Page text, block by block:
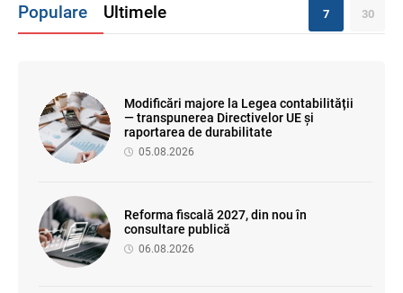
Populare Ultimele 7 30
Modificări majore la Legea contabilității
— transpunerea Directivelor UE și
raportarea de durabilitate
05.08.2026
Reforma fiscală 2027, din nou în
consultare publică
06.08.2026